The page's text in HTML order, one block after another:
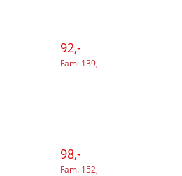
92,-
Fam. 139,-
98,-
Fam. 152,-